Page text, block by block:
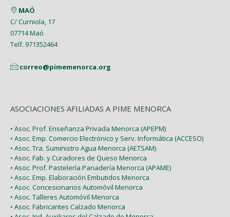
Febrero (6)
Enero (2)
MAÓ
C/ Curniola, 17
07714 Maó
Telf. 971352464
correo@pimemenorca.org
ASOCIACIONES AFILIADAS A PIME MENORCA
• Asoc. Prof. Enseñanza Privada Menorca (APEPM)
• Asoc. Emp. Comercio Electrónico y Serv. Informática (ACCESO)
• Asoc. Tra. Suministro Agua Menorca (AETSAM)
• Asoc. Fab. y Curadores de Queso Menorca
• Asoc. Prof. Pastelería Panadería Menorca (APAME)
• Asoc. Emp. Elaboración Embutidos Menorca
• Asoc. Concesionarios Automóvil Menorca
• Asoc. Talleres Automóvil Menorca
• Asoc. Fabricantes Calzado Menorca